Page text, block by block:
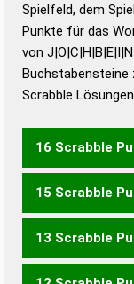
Spielfeld, dem
Punkte für das
von
Buchstabensteine
Scrabble
16 Scrabble
JOCHEN
15 Scrabble
JOCHE
13 Scrabble